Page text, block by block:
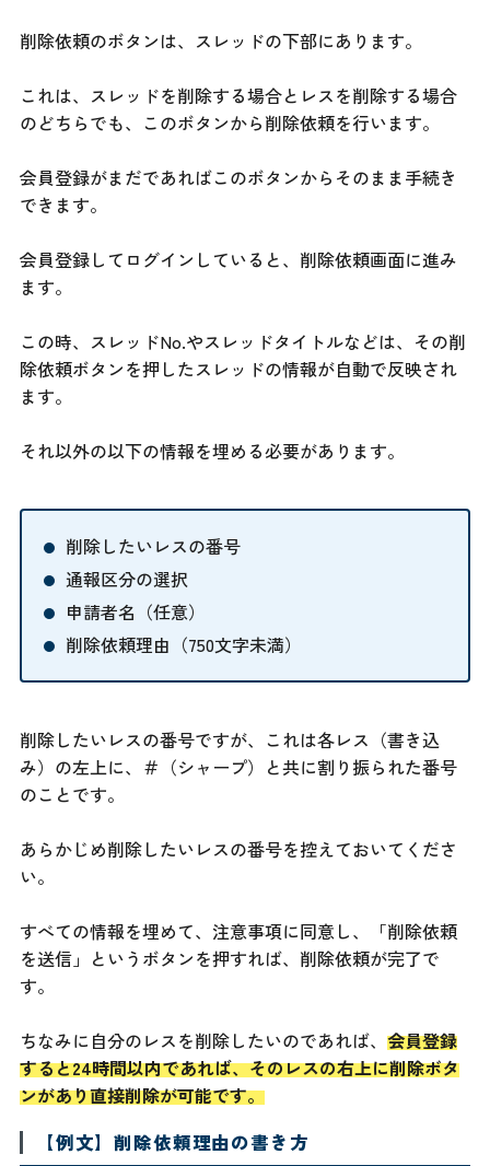
削除依頼のボタンは、スレッドの下部にあります。
これは、スレッドを削除する場合とレスを削除する場合
のどちらでも、このボタンから削除依頼を行います。
会員登録がまだであればこのボタンからそのまま手続き
できます。
会員登録してログインしていると、削除依頼画面に進み
ます。
この時、スレッドNo.やスレッドタイトルなどは、その削
除依頼ボタンを押したスレッドの情報が自動で反映され
ます。
それ以外の以下の情報を埋める必要があります。
削除したいレスの番号
通報区分の選択
申請者名（任意）
削除依頼理由（750文字未満）
削除したいレスの番号ですが、これは各レス（書き込
み）の左上に、＃（シャープ）と共に割り振られた番号
のことです。
あらかじめ削除したいレスの番号を控えておいてくださ
い。
すべての情報を埋めて、注意事項に同意し、「削除依頼
を送信」というボタンを押すれば、削除依頼が完了で
す。
ちなみに自分のレスを削除したいのであれば、 会員登録
すると24時間以内であれば、そのレスの右上に削除ボタ
ンがあり直接削除が可能です。
【例文】削除依頼理由の書き方